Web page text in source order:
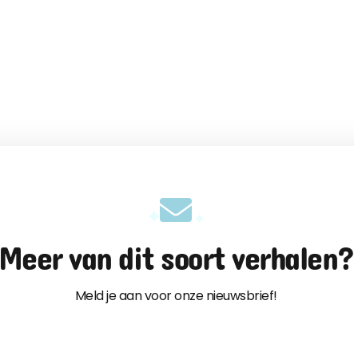
Meer van dit soort verhalen?
Meld je aan voor onze nieuwsbrief!